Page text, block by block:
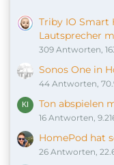
Triby IO Smart
Lautsprecher
309 Antworten,
Sonos One in
44 Antworten,
Ton abspielen
16 Antworten,
HomePod hat
26 Antworten,